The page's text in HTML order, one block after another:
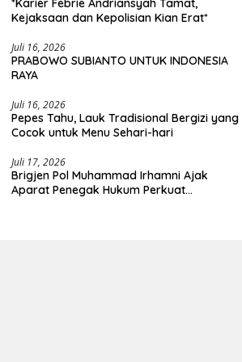
*Karier Febrie Andriansyah Tamat,
Kejaksaan dan Kepolisian Kian Erat*
Juli 16, 2026
PRABOWO SUBIANTO UNTUK INDONESIA
RAYA
Juli 16, 2026
Pepes Tahu, Lauk Tradisional Bergizi yang
Cocok untuk Menu Sehari-hari
Juli 17, 2026
Brigjen Pol Muhammad Irhamni Ajak
Aparat Penegak Hukum Perkuat